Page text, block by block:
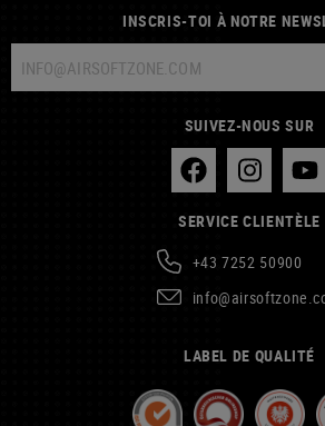
INSCRIS-TOI À NOTRE
SUIVEZ-NOUS SUR
SERVICE CLIENTÈLE
+43 7252 50900
LABEL DE QUALITÉ